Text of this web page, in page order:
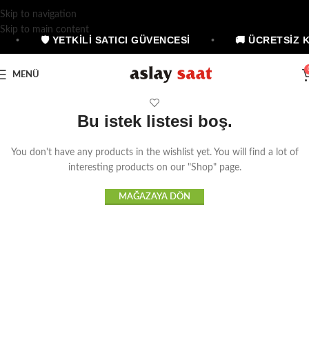
Skip to navigation
Skip to main content
• 🛡 YETKİLİ SATICI GÜVENCESİ • 🚚 ÜCRETSİZ
MENÜ
Bu istek listesi boş.
You don't have any products in the wishlist yet. You will find a lot of
interesting products on our "Shop" page.
MAĞAZAYA DÖN